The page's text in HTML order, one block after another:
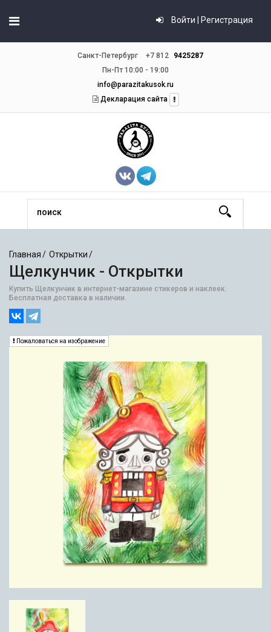
Войти | Регистрация
Санкт-Петербург +7 812
9425287
Пн-Пт 10:00 - 19:00
info@parazitakusok.ru
Декларация сайта
Главная Открытки
Щелкунчик - Открытки
Купить Щелкунчик в интернет-магазине стикеров и наклеек.
Бесплатная доставка в наличии.
Пожаловаться на изображение